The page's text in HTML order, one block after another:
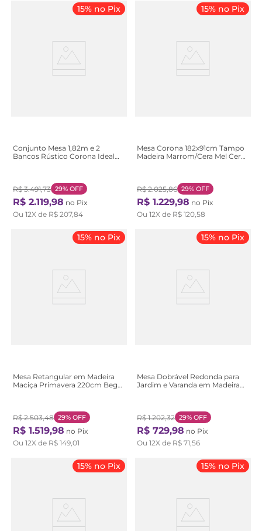
15% no Pix
Conjunto Mesa 1,82m e 2
Bancos Rústico Corona Ideal
R$ 3.491,73 29% OFF
R$ 2.119,98 no Pix
Ou 12X de R$ 207,84
15% no Pix
Mesa Corona 182x91cm Tampo
Madeira Marrom/Cera Mel Cera
R$ 2.025,86 29% OFF
R$ 1.229,98 no Pix
Ou 12X de R$ 120,58
15% no Pix
Mesa Retangular em Madeira
Maciça Primavera 220cm Bege
R$ 2.503,48 29% OFF
R$ 1.519,98 no Pix
Ou 12X de R$ 149,01
15% no Pix
Mesa Dobrável Redonda para
Jardim e Varanda em Madeira
R$ 1.202,32 29% OFF
R$ 729,98 no Pix
Ou 12X de R$ 71,56
15% no Pix 15% no Pix